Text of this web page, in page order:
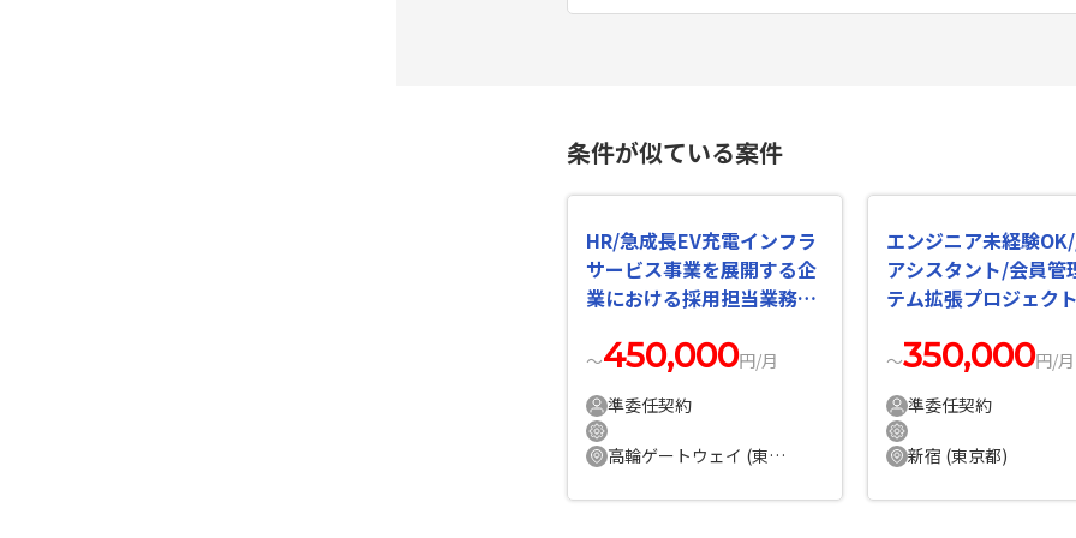
条件が似ている案件
HR/急成長EV充電インフラ
サービス事業を展開する企
業における採用担当業務の
〜450,000円/月
準委任契約
高輪ゲートウェイ (東京都)
エンジニア未経験
アシスタント/会員管
テム拡張プロジェク
〜350,000円/月
準委任契約
新宿 (東京都)